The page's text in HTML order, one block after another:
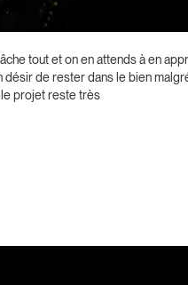
tout et on en attends à en
désir de rester dans le bien
le projet reste très